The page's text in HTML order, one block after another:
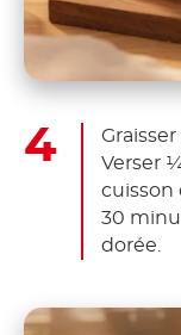
Verser
cuisson
30
dorée.